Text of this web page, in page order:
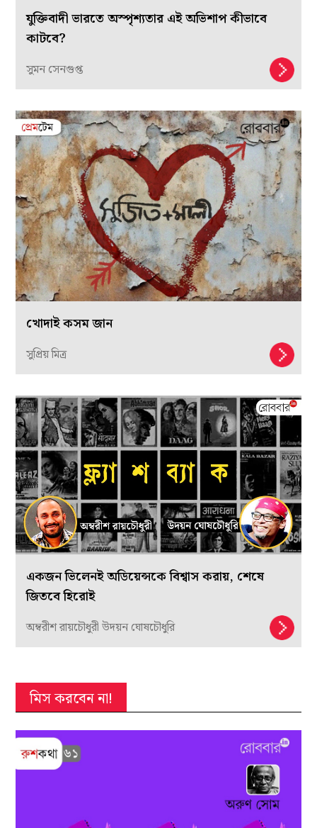
যুক্তিবাদী ভারতে অস্পৃশ্যতার এই অভিশাপ কীভাবে
কাটবে?
সুমন সেনগুপ্ত
খোদাই কসম জান
সুপ্রিয় মিত্র
একজন ভিলেনই অডিয়েন্সকে বিশ্বাস করায়, শেষে
জিতবে হিরোই
অম্বরীশ রায়চৌধুরী উদয়ন ঘোষচৌধুরি
মিস করবেন না!